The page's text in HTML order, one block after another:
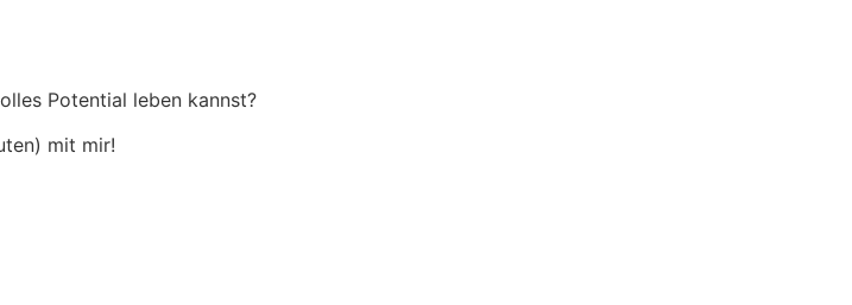
Potential leben kannst?
mit mir!